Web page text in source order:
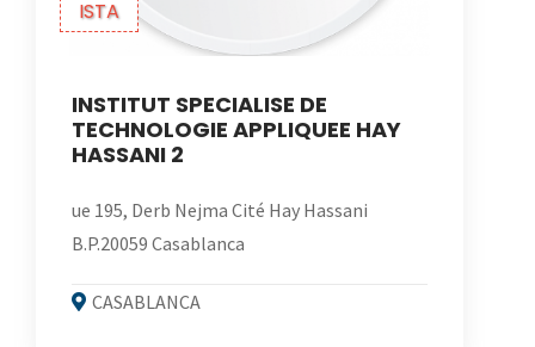
ISTA
INSTITUT SPECIALISE DE
TECHNOLOGIE APPLIQUEE HAY
HASSANI 2
ue 195, Derb Nejma Cité Hay Hassani
B.P.20059 Casablanca
CASABLANCA